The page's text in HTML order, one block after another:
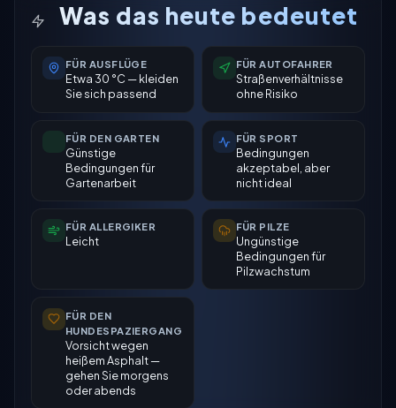
Was das heute bedeutet
FÜR AUSFLÜGE
Etwa 30 °C — kleiden
Sie sich passend
FÜR AUTOFAHRER
Straßenverhältnisse
ohne Risiko
FÜR DEN GARTEN
Günstige
Bedingungen für
Gartenarbeit
FÜR SPORT
Bedingungen
akzeptabel, aber
nicht ideal
FÜR ALLERGIKER
Leicht
FÜR PILZE
Ungünstige
Bedingungen für
Pilzwachstum
FÜR DEN
HUNDESPAZIERGANG
Vorsicht wegen
heißem Asphalt —
gehen Sie morgens
oder abends